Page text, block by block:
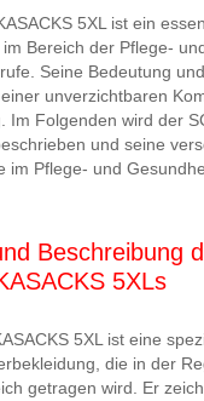
5XL ist ein
Bereich der Pflege-
Seine Bedeutung
unverzichtbaren
Im Folgenden wird der
und seine
im Pflege- und
Beschreibung
5XLs
5XL ist eine
die in der
getragen wird. Er